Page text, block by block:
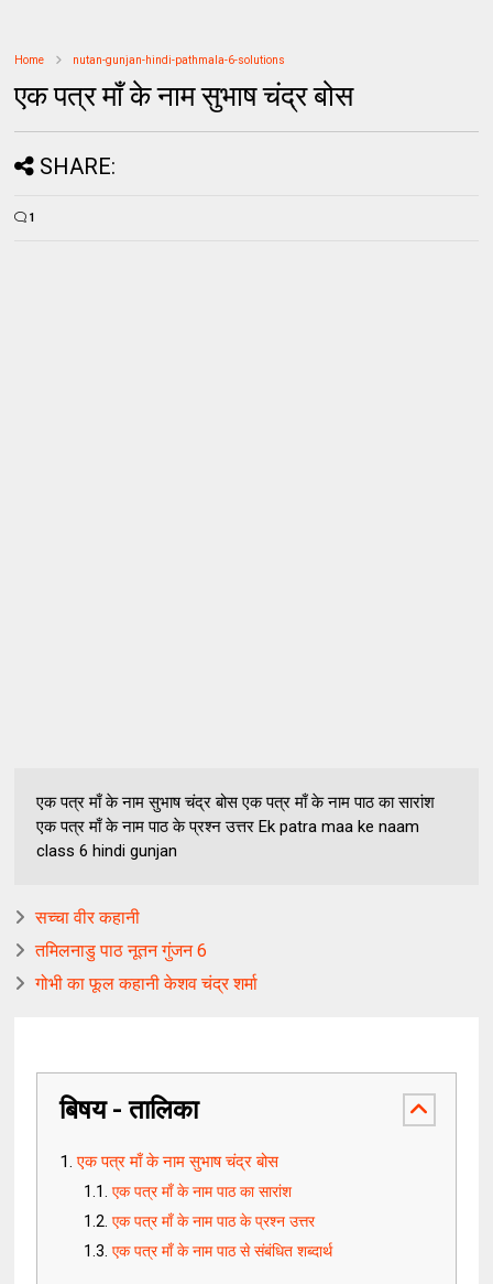
Home nutan-gunjan-hindi-pathmala-6-solutions
एक पत्र माँ के नाम सुभाष चंद्र बोस
SHARE:
1
एक पत्र माँ के नाम सुभाष चंद्र बोस एक पत्र माँ के नाम पाठ का सारांश
एक पत्र माँ के नाम पाठ के प्रश्न उत्तर Ek patra maa ke naam
class 6 hindi gunjan
सच्चा वीर कहानी
तमिलनाडु पाठ नूतन गुंजन 6
गोभी का फूल कहानी केशव चंद्र शर्मा
बिषय - तालिका
एक पत्र माँ के नाम सुभाष चंद्र बोस
एक पत्र माँ के नाम पाठ का सारांश
एक पत्र माँ के नाम पाठ के प्रश्न उत्तर
एक पत्र माँ के नाम पाठ से संबंधित शब्दार्थ